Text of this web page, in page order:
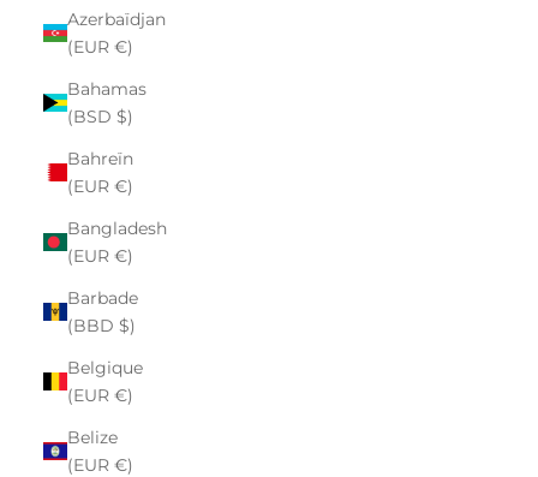
Azerbaïdjan
(EUR €)
Bahamas
(BSD $)
Bahreïn
(EUR €)
Bangladesh
(EUR €)
Barbade
(BBD $)
Belgique
(EUR €)
Belize
(EUR €)